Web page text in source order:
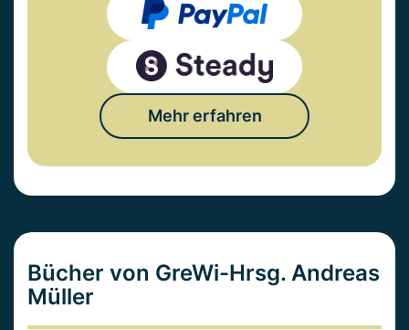
Mehr erfahren
Bücher von GreWi-Hrsg. Andreas
Müller